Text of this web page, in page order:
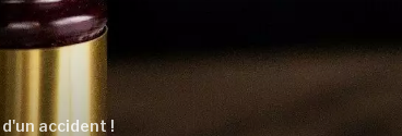
accident !